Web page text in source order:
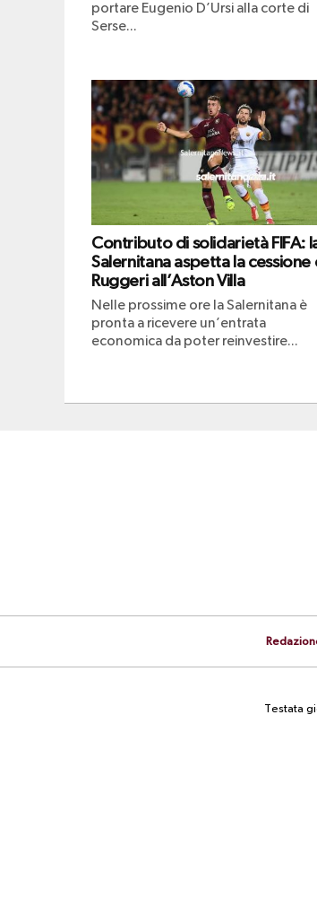
portare Eugenio D’Ursi alla corte di
Serse...
Contributo di solidarietà FIFA:
Salernitana aspetta la cessione
Ruggeri all’Aston Villa
Nelle prossime ore la Salernitana è
pronta a ricevere un’entrata
economica da poter reinvestire...
Testata